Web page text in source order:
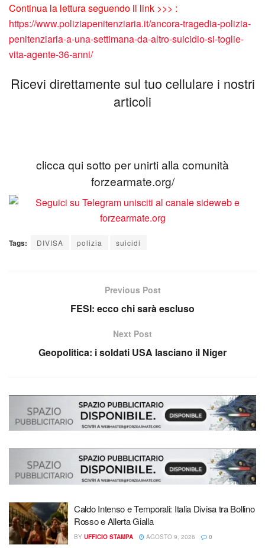
Continua la lettura seguendo il link >>> :
https://www.poliziapenitenziaria.it/ancora-tragedia-polizia-
penitenziaria-a-una-settimana-da-altro-suicidio-si-toglie-
vita-agente-36-anni/
Ricevi direttamente sul tuo cellulare i nostri
articoli
clicca qui sotto per unirti alla comunità
forzearmate.org/
Tags: DIVISA polizia suicidi
Previous Post
FESI: ecco chi sarà escluso
Next Post
Geopolitica: i soldati USA lasciano il Niger
Caldo Intenso e Temporali: Italia Divisa tra Bollino
Rosso e Allerta Gialla
BY UFFICIO STAMPA AGOSTO 9, 2026 0